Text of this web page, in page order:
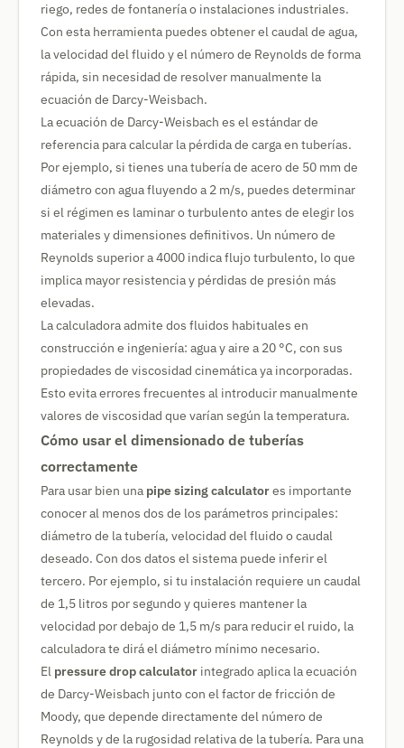
riego, redes de fontanería o instalaciones industriales.
Con esta herramienta puedes obtener el caudal de agua,
la velocidad del fluido y el número de Reynolds de forma
rápida, sin necesidad de resolver manualmente la
ecuación de Darcy-Weisbach.
La ecuación de Darcy-Weisbach es el estándar de
referencia para calcular la pérdida de carga en tuberías.
Por ejemplo, si tienes una tubería de acero de 50 mm de
diámetro con agua fluyendo a 2 m/s, puedes determinar
si el régimen es laminar o turbulento antes de elegir los
materiales y dimensiones definitivos. Un número de
Reynolds superior a 4000 indica flujo turbulento, lo que
implica mayor resistencia y pérdidas de presión más
elevadas.
La calculadora admite dos fluidos habituales en
construcción e ingeniería: agua y aire a 20 °C, con sus
propiedades de viscosidad cinemática ya incorporadas.
Esto evita errores frecuentes al introducir manualmente
valores de viscosidad que varían según la temperatura.
Cómo usar el dimensionado de tuberías
correctamente
Para usar bien una pipe sizing calculatores importante
conocer al menos dos de los parámetros principales:
diámetro de la tubería, velocidad del fluido o caudal
deseado. Con dos datos el sistema puede inferir el
tercero. Por ejemplo, si tu instalación requiere un caudal
de 1,5 litros por segundo y quieres mantener la
velocidad por debajo de 1,5 m/s para reducir el ruido, la
calculadora te dirá el diámetro mínimo necesario.
El pressure drop calculator integrado aplica la ecuación
de Darcy-Weisbach junto con el factor de fricción de
Moody, que depende directamente del número de
Reynolds y de la rugosidad relativa de la tubería. Para una